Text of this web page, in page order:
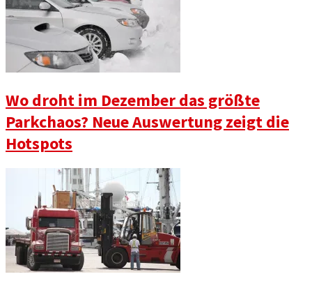
Wo droht im Dezember das größte
Parkchaos? Neue Auswertung zeigt die
Hotspots